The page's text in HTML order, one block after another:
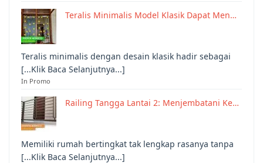
Teralis Minimalis Model Klasik Dapat Men…
Teralis minimalis dengan desain klasik hadir sebagai
[...Klik Baca Selanjutnya...]
In Promo
Railing Tangga Lantai 2: Menjembatani Ke…
Memiliki rumah bertingkat tak lengkap rasanya tanpa
[...Klik Baca Selanjutnya...]